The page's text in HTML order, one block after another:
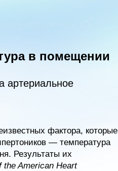
в помещении
артериальное
фактора, которые
— температура
Результаты их
the American Heart